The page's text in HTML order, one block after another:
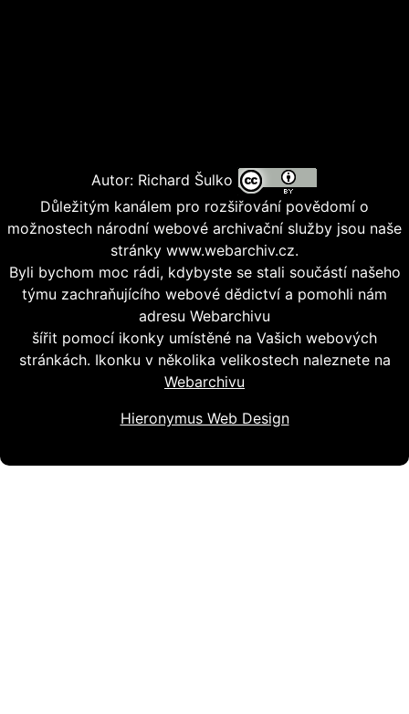
Autor: Richard Šulko
Důležitým kanálem pro rozšiřování povědomí o
možnostech národní webové archivační služby jsou naše
stránky www.webarchiv.cz.
Byli bychom moc rádi, kdybyste se stali součástí našeho
týmu zachraňujícího webové dědictví a pomohli nám
adresu Webarchivu
šířit pomocí ikonky umístěné na Vašich webových
stránkách. Ikonku v několika velikostech naleznete na
Webarchivu
Hieronymus Web Design